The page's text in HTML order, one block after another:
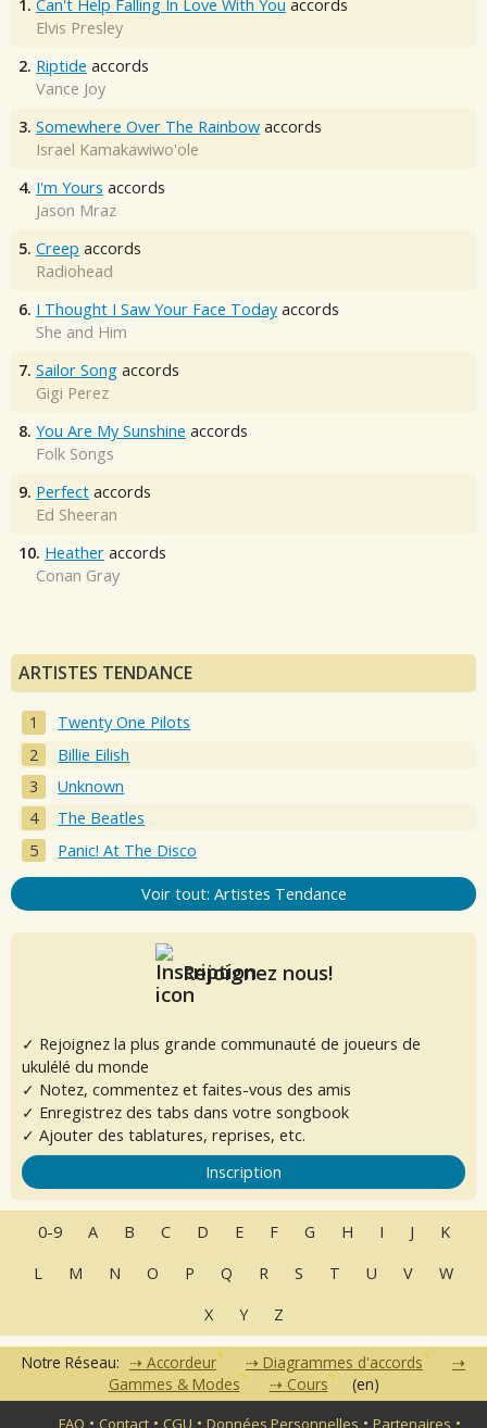
1. Can't Help Falling In Love With You accords
Elvis Presley
2. Riptide accords
Vance Joy
3. Somewhere Over The Rainbow accords
Israel Kamakawiwo'ole
4. I'm Yours accords
Jason Mraz
5. Creep accords
Radiohead
6. I Thought I Saw Your Face Today accords
She and Him
7. Sailor Song accords
Gigi Perez
8. You Are My Sunshine accords
Folk Songs
9. Perfect accords
Ed Sheeran
10. Heather accords
Conan Gray
ARTISTES TENDANCE
Twenty One Pilots
Billie Eilish
Unknown
The Beatles
Panic! At The Disco
Voir tout: Artistes Tendance
Rejoignez nous!
✓ Rejoignez la plus grande communauté de joueurs de
ukulélé du monde
✓ Notez, commentez et faites-vous des amis
✓ Enregistrez des tabs dans votre songbook
✓ Ajouter des tablatures, reprises, etc.
Inscription
0-9 A B C D E F G H I J
K
L
M N O P Q R S T U V
W
X
Y Z
Notre Réseau: Accordeur
Diagrammes d'accords
Gammes & Modes
Cours (en)
FAQ • Contact • CGU •Données Personnelles •Partenaires •